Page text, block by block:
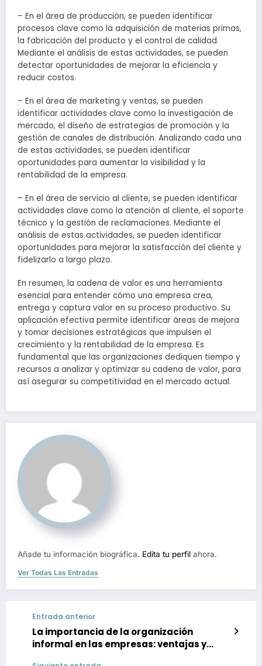
– En el área de producción, se pueden identificar
procesos clave como la adquisición de materias primas,
la fabricación del producto y el control de calidad.
Mediante el análisis de estas actividades, se pueden
detectar oportunidades de mejorar la eficiencia y
reducir costos.
– En el área de marketing y ventas, se pueden
identificar actividades clave como la investigación de
mercado, el diseño de estrategias de promoción y la
gestión de canales de distribución. Analizando cada una
de estas actividades, se pueden identificar
oportunidades para aumentar la visibilidad y la
rentabilidad de la empresa.
– En el área de servicio al cliente, se pueden identificar
actividades clave como la atención al cliente, el soporte
técnico y la gestión de reclamaciones. Mediante el
análisis de estas actividades, se pueden identificar
oportunidades para mejorar la satisfacción del cliente y
fidelizarlo a largo plazo.
En resumen, la cadena de valor es una herramienta
esencial para entender cómo una empresa crea,
entrega y captura valor en su proceso productivo. Su
aplicación efectiva permite identificar áreas de mejora
y tomar decisiones estratégicas que impulsen el
crecimiento y la rentabilidad de la empresa. Es
fundamental que las organizaciones dediquen tiempo y
recursos a analizar y optimizar su cadena de valor, para
así asegurar su competitividad en el mercado actual.
Añade tu información biográfica. Edita tu perfil ahora.
Ver Todas Las Entradas
Entrada anterior
La importancia de la organización
informal en las empresas: ventajas y